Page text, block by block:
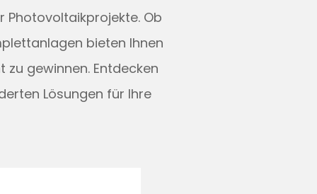
Photovoltaikprojekte. Ob
bieten Ihnen
gewinnen. Entdecken
Lösungen für Ihre